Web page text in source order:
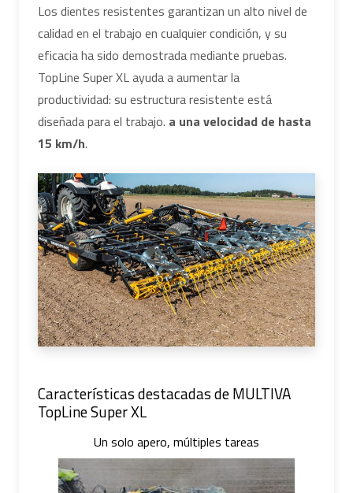
Los dientes resistentes garantizan un alto nivel de
calidad en el trabajo en cualquier condición, y su
eficacia ha sido demostrada mediante pruebas.
TopLine Super XL ayuda a aumentar la
productividad: su estructura resistente está
diseñada para el trabajo. a una velocidad de hasta
15 km/h.
Características destacadas de MULTIVA
TopLine Super XL
Un solo apero, múltiples tareas